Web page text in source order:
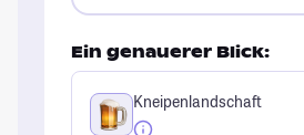
Ein genauerer Blick:
Kneipenlandschaft